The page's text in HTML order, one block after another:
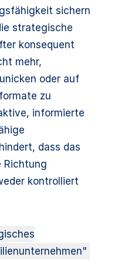
sichern
strategische
konsequent
mehr,
oder auf
zu
informierte
dass das
Richtung
kontrolliert